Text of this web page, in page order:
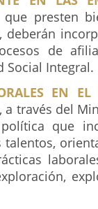
que presten
deberán
de
Social Integral.
EN EL
a través del
que